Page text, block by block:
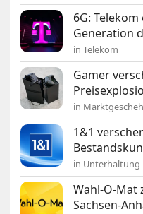
6G:
Generation
in Telekom
Gamer
in
1&1
in Unterhaltung
Wahl-O-Mat
Sachsen-